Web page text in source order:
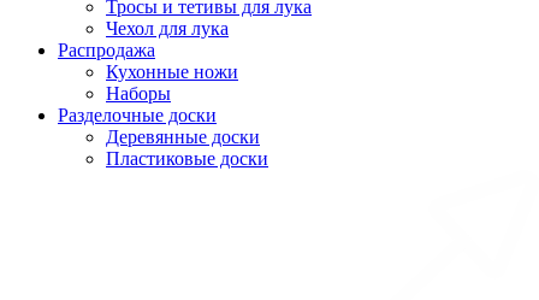
Тросы и тетивы для лука
Чехол для лука
Распродажа
Кухонные ножи
Наборы
Разделочные доски
Деревянные доски
Пластиковые доски